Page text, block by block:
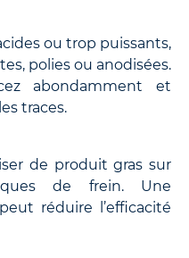
ou trop puissants,
polies ou anodisées.
abondamment et
traces.
de produit gras sur
de frein. Une
réduire l’efficacité